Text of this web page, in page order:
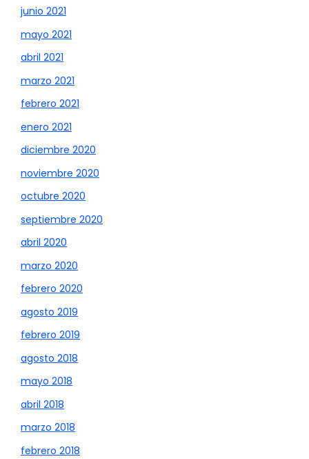
junio 2021
mayo 2021
abril 2021
marzo 2021
febrero 2021
enero 2021
diciembre 2020
noviembre 2020
octubre 2020
septiembre 2020
abril 2020
marzo 2020
febrero 2020
agosto 2019
febrero 2019
agosto 2018
mayo 2018
abril 2018
marzo 2018
febrero 2018